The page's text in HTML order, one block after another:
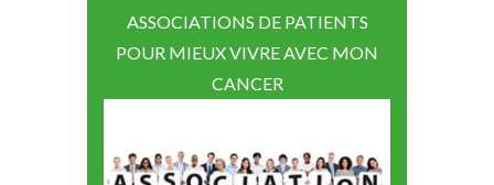
ASSOCIATIONS DE PATIENTS
POUR MIEUX VIVRE AVEC MON
CANCER